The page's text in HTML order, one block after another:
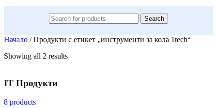
Search
Начало / Продукти с етикет „инструменти за кола 1tech“
Showing all 2 results
IT Продукти
8 products